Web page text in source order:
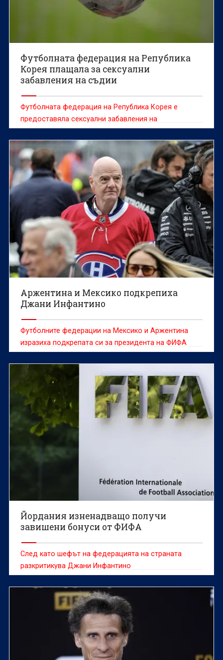
Футболната федерация на Република
Корея плащала за сексуални
забавления на съдии
Футболната федерация на Република Корея е
предоставяла сексуални забавления на
чуждестранни съдии между 2011 и 2012 г., съобщи
информационната агенция Yonhap, позовавайки се
на одитен доклад.
Аржентина и Мексико подкрепиха
Джани Инфантино
Футболните федерации на Мексико и Аржентина
изразиха подкрепата си за президента на ФИФА
Джани Инфантино в момент, в който шефът на
световния футбол е изправен пред остри критики
заради вече оттегленото предложение за продажба
на част от търговските права за Световното
първенство, съобщава Ройтерс.
Йордания изненадващо получи
завишени бонуси от ФИФА
След като шефът на федерацията на страната
разкритикува Джани Инфантино